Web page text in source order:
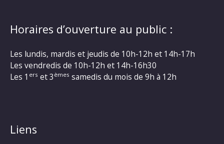
Horaires d’ouverture au public :
Les lundis, mardis et jeudis de 10h-12h et 14h-17h
Les vendredis de 10h-12h et 14h-16h30
Les 1 ers et 3 èmes samedis du mois de 9h à 12h
Liens